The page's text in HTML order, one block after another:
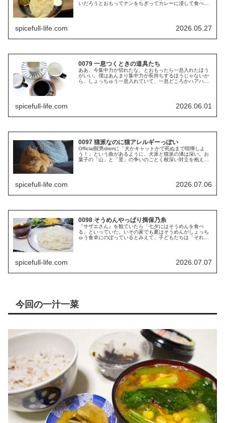
いだろうとおもってナンをちぎってカレーに浸して食べる
spicefull-life.com 2026.05.27
0079 一息つくときの道具たち
ああ、今集中力が切れたな、とおもったら一息入れたほう
がいい。僕はあんまり集中力が長持ちするほうじゃないか
ら、しょっちゅう一息入れていて、一息どころかハアハア
spicefull-life.com 2026.06.01
0097 猫派なのに猫アレルギーっぽい
Official髭男dismに「犬かキャットかで死ぬまで喧嘩しよ
う！」という曲があるように、犬派と猫派の溝は深い。お
菓子の「山」と「里」の争いのごとく根深い対立を抱えて
spicefull-life.com 2026.07.06
0098 そうめんやっぱり揖保乃糸
『サザエさん』を観ていたら「七夕にはそうめんを食べ
る」といっていた。いその家でも夏はそうめんがしょっち
ゅう食卓にのぼっているとみえて、子どもたちは「それじ
spicefull-life.com 2026.07.07
今回の一汁一菜